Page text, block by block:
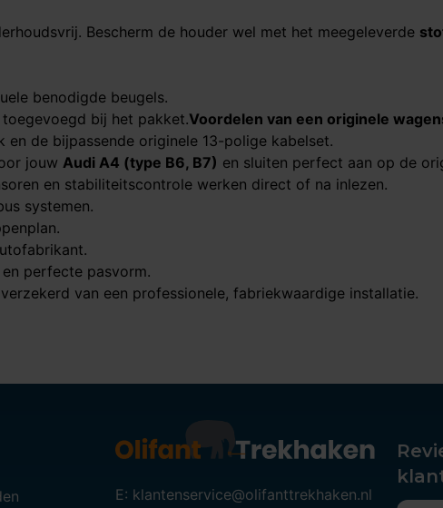
Bescherm de houder wel met het meegeleverde
benodigde beugels.
toegevoegd bij het pakket.Voordelen van een originele
de bijpassende originele 13-polige kabelset.
jouw Audi A4 (type B6, B7) en sluiten perfect aan op de
en stabiliteitscontrole werken direct of na inlezen.
systemen.
perfecte pasvorm.
van een professionele, fabriekwaardige installatie.
E: klantenservice@olifanttrekhaken.nl